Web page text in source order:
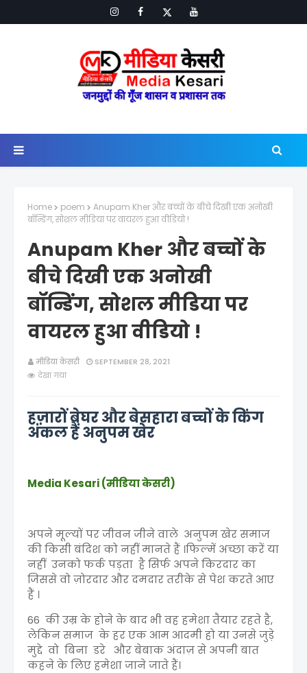
Home poem
Anupam Kher और बच्चों के बीचे दिखी एक अनोखी
बॉन्डिंग, सोशल मीडिया पर वायरल हुआ वीडियो !
Anupam Kher और बच्चों के
बीचे दिखी एक अनोखी
बॉन्डिंग, सोशल मीडिया पर
वायरल हुआ वीडियो !
मीडिया केसरी
SEPTEMBER 28, 2021
देखा गया
हज़ारों बेघर और बेसहारा बच्चों के किंग
अंकल हैं अनुपम खेर
Media Kesari (मीडिया केसरी)
अपने मूल्यों पर जीवन जीने वाले अनुपम खेर समाज
की किसी बंदिश को नहीं मानते हैं ।फिल्में अच्छा करें या
नहीं उनको फर्क पड़ता है सिर्फ अपने किरदार का
जिससे वो ज़ोरदार और दमदार तरीके से पेश करते आए
हैं ।
66 की उम्र के होने के बाद भी वह हमेशा तैयार रहते है,
लेकिन समाज के हर एक आम आदमी हो या उनसे जुड़े
मुद्दे वो बिना डरे और बेबाक अंदाज़ से अपनी बात
कहने के लिए हमेशा जाने जाते हैं।